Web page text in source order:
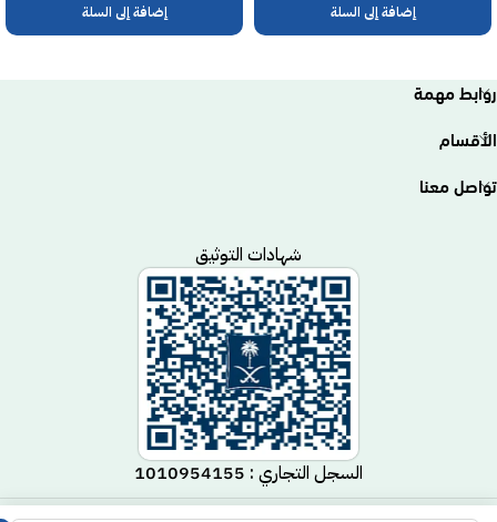
إضافة إلى السلة إضافة إلى السلة
روابط مهمة
الأقسام
تواصل معنا
شهادات التوثيق
السجل التجاري : 1010954155
جميع الحقوق محفوظة لـمتجر مكيف© 2025.